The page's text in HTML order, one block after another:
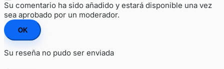
Su comentario ha sido añadido y estará disponible una vez
sea aprobado por un moderador.
OK
Su reseña no pudo ser enviada